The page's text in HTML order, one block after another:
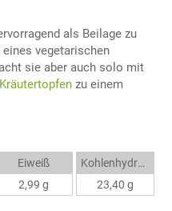
als Beilage zu
vegetarischen
sie aber auch solo mit
Kräutertopfen zu einem
Eiweiß
2,99 g
Kohlenhydrate
23,40 g